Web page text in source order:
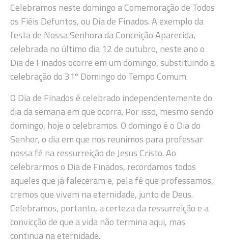
Celebramos neste domingo a Comemoração de Todos
os Fiéis Defuntos, ou Dia de Finados. A exemplo da
festa de Nossa Senhora da Conceição Aparecida,
celebrada no último dia 12 de outubro, neste ano o
Dia de Finados ocorre em um domingo, substituindo a
celebração do 31º Domingo do Tempo Comum.
O Dia de Finados é celebrado independentemente do
dia da semana em que ocorra. Por isso, mesmo sendo
domingo, hoje o celebramos. O domingo é o Dia do
Senhor, o dia em que nos reunimos para professar
nossa fé na ressurreição de Jesus Cristo. Ao
celebrarmos o Dia de Finados, recordamos todos
aqueles que já faleceram e, pela fé que professamos,
cremos que vivem na eternidade, junto de Deus.
Celebramos, portanto, a certeza da ressurreição e a
convicção de que a vida não termina aqui, mas
continua na eternidade.